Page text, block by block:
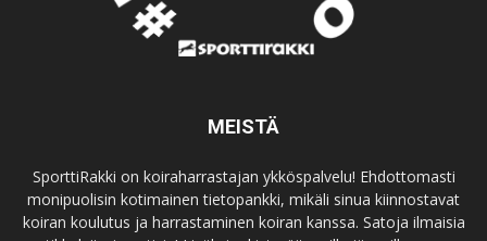
MEISTÄ
SporttiRakki on koiraharrastajan ykköspalvelu! Ehdottomasti
monipuolisin kotimainen tietopankki, mikäli sinua kiinnostavat
koiran koulutus ja harrastaminen koiran kanssa. Satoja ilmaisia